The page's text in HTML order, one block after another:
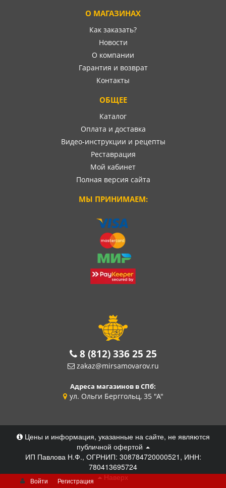
О МАГАЗИНАХ
Как заказать?
Новости
О компании
Гарантия и возврат
Контакты
ОБЩЕЕ
Каталог
Оплата и доставка
Видео-инструкции и рецепты
Реставрация
Мой кабинет
Полная версия сайта
МЫ ПРИНИМАЕМ:
8 (812) 336 25 25
zakaz@mirsamovarov.ru
Адреса магазинов в СПб:
ул. Ольги Берггольц, 35 "А"
Цены и информация, указанные на сайте, не являются
публичной офертой
ИП Павлова Н.Ф., ОГРНИП: 308784720000521, ИНН:
780413695724
Наверх
Войти
Регистрация